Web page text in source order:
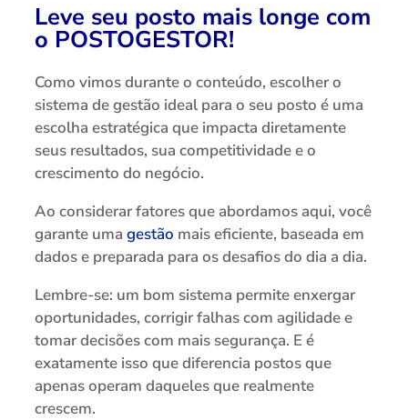
Leve seu posto mais longe com
o POSTOGESTOR!
Como vimos durante o conteúdo, escolher o
sistema de gestão ideal para o seu posto é uma
escolha estratégica que impacta diretamente
seus resultados, sua competitividade e o
crescimento do negócio.
Ao considerar fatores que abordamos aqui, você
garante uma gestão mais eficiente, baseada em
dados e preparada para os desafios do dia a dia.
Lembre-se: um bom sistema permite enxergar
oportunidades, corrigir falhas com agilidade e
tomar decisões com mais segurança. E é
exatamente isso que diferencia postos que
apenas operam daqueles que realmente
crescem.